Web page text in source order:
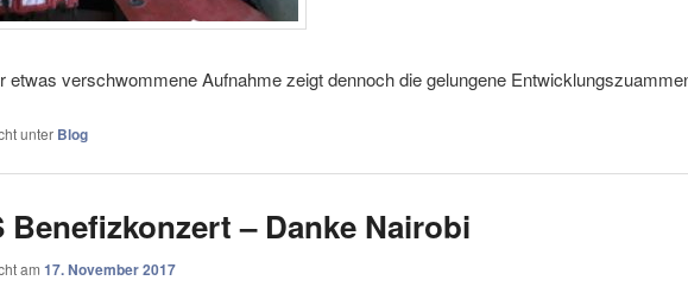
etwas verschwommene Aufnahme zeigt dennoch die gelungene
unter Blog
Benefizkonzert – Danke Nairobi
am 17. November 2017